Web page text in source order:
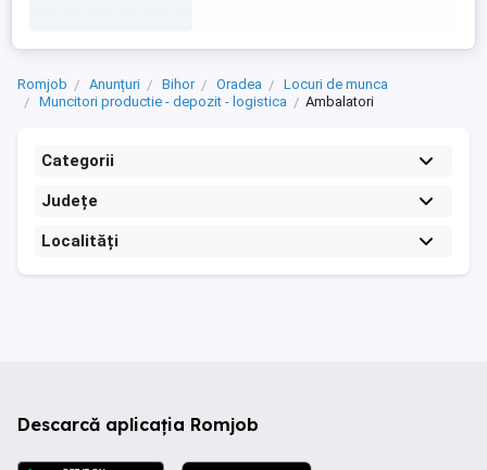
Romjob Anunțuri Bihor Oradea
Locuri de munca
Muncitori productie - depozit - logistica
Ambalatori
Categorii
Județe
Localități
Descarcă aplicația Romjob